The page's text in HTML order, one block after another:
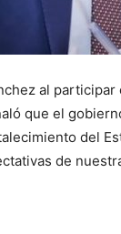
al
que el
del
de